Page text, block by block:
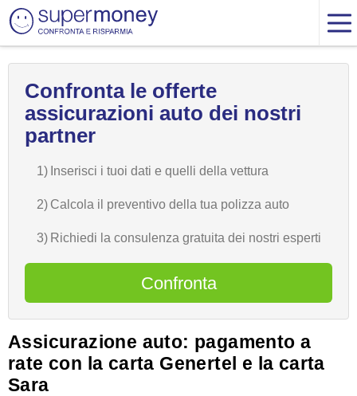
Confronta le offerte
assicurazioni auto dei nostri
partner
1) Inserisci i tuoi dati e quelli della vettura
2) Calcola il preventivo della tua polizza auto
3) Richiedi la consulenza gratuita dei nostri esperti
Confronta
Assicurazione auto: pagamento a
rate con la carta Genertel e la carta
Sara